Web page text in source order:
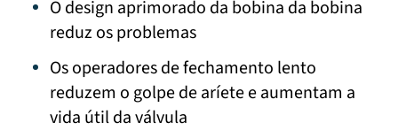
O design aprimorado da bobina da bobina
reduz os problemas
Os operadores de fechamento lento
reduzem o golpe de aríete e aumentam a
vida útil da válvula